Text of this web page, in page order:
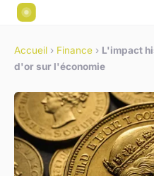
Accueil › Finance › L'impact
d'or sur l'économie